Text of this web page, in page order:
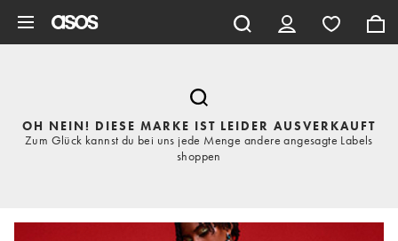
OH NEIN! DIESE MARKE IST LEIDER AUSVERKAUFT
Zum Glück kannst du bei uns jede Menge andere angesagte Labels
shoppen